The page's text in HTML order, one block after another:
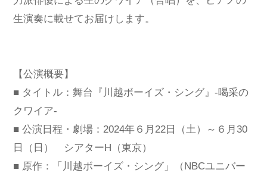
生演奏に載せてお届けします。
【公演概要】
■ タイトル：舞台『川越ボーイズ・シング』-喝采の
クワイア-
■ 公演日程・劇場：2024年６月22日（土）～６月30
日（日） シアターH（東京）
■ 原作：「川越ボーイズ・シング」（NBCユニバー